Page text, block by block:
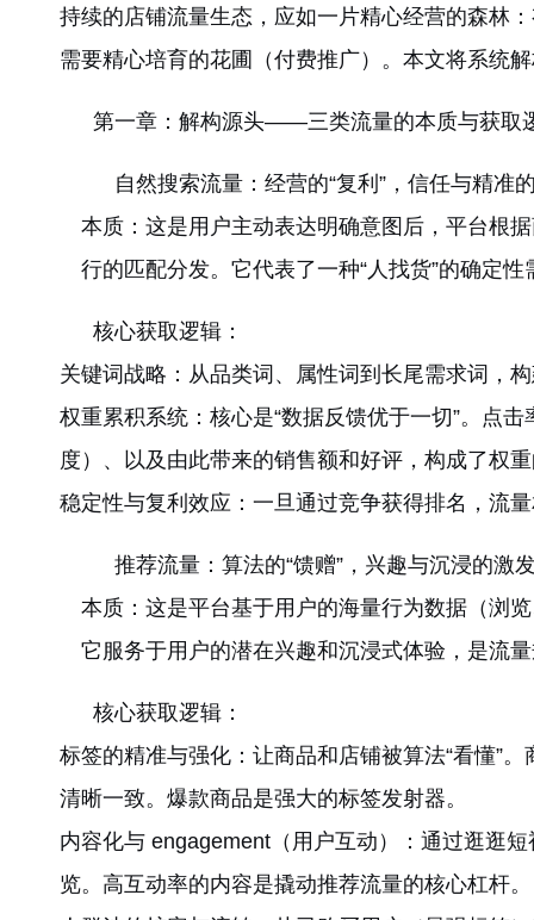
持续的店铺流量生态，应如一片精心经营的森林
需要精心培育的花圃（付费推广）。本文将系统
第一章：解构源头——三类流量的本质与获取
自然搜索流量：经营的“复利”，信任与精准
本质：这是用户主动表达明确意图后，平台根
行的匹配分发。它代表了一种“人找货”的确定
核心获取逻辑：
关键词战略：从品类词、属性词到长尾需求词，
权重累积系统：核心是“数据反馈优于一切”。点
度）、以及由此带来的销售额和好评，构成了权
稳定性与复利效应：一旦通过竞争获得排名，流
推荐流量：算法的“馈赠”，兴趣与沉浸的激
本质：这是平台基于用户的海量行为数据（浏
它服务于用户的潜在兴趣和沉浸式体验，是流
核心获取逻辑：
标签的精准与强化：让商品和店铺被算法“看懂”
清晰一致。爆款商品是强大的标签发射器。
内容化与 engagement（用户互动）：通过逛逛
览。高互动率的内容是撬动推荐流量的核心杠杆。